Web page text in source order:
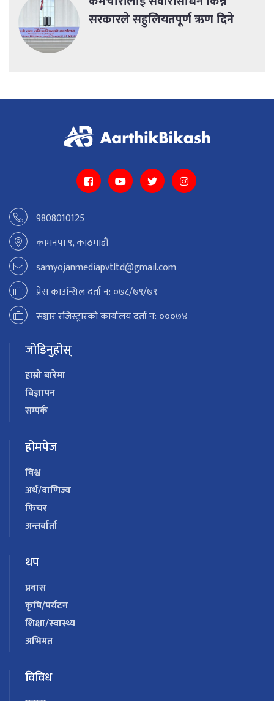
सरकारले सहुलियतपूर्ण ऋण दिने
9808010125
कामनपा ९, काठमाडौं
samyojanmediapvtltd@gmail.com
प्रेस काउन्सिल दर्ता न: ०७८/७९/७९
सञ्चार रजिस्ट्रारको कार्यालय दर्ता न: ०००७४
जोडिनुहोस्
हाम्रो बारेमा
विज्ञापन
सम्पर्क
होमपेज
विश्व
अर्थ/वाणिज्य
फिचर
अन्तर्वार्ता
थप
प्रवास
कृषि/पर्यटन
शिक्षा/स्वास्थ्य
अभिमत
विविध